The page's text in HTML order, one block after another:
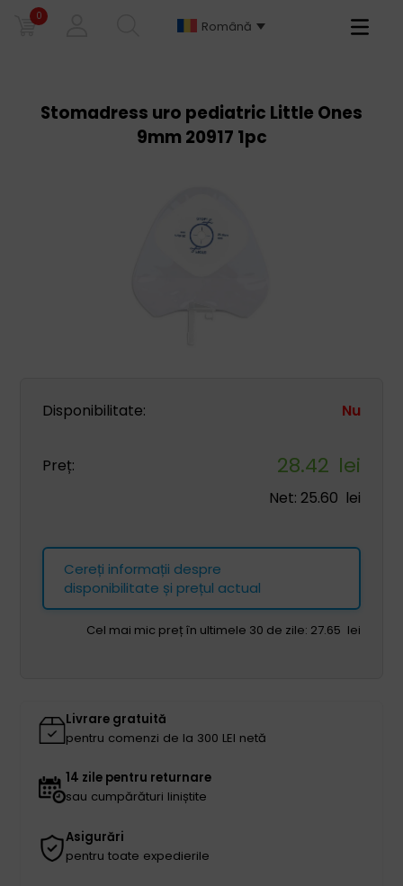
0
Română
Primary
Stomadress uro pediatric Little Ones
9mm 20917 1pc
Disponibilitate: Nu
Preț: 28.42 lei
Net: 25.60 lei
Cereți informații despre
disponibilitate și prețul actual
Cel mai mic preț în ultimele 30 de zile: 27.65 lei
Livrare gratuită
pentru comenzi de la 300 LEI netă
14 zile pentru returnare
sau cumpărături liniștite
Asigurări
pentru toate expedierile